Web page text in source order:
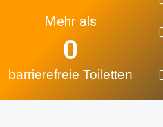
Mehr als
barrierefreie Toiletten
0